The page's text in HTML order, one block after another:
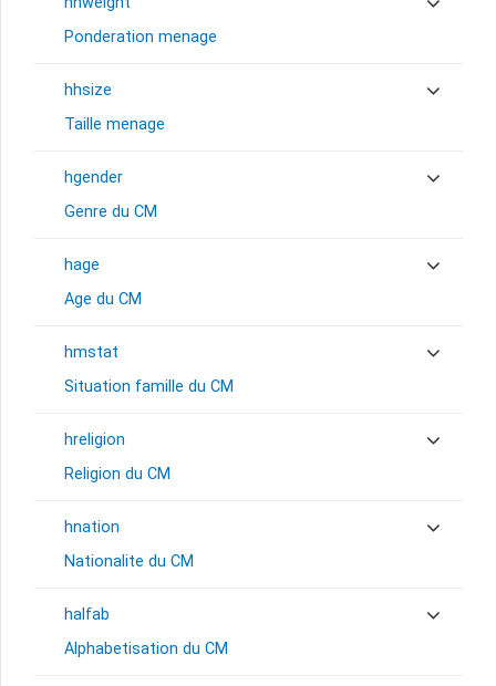
Ponderation menage
hhsize
Taille menage
hgender
Genre du CM
hage
Age du CM
hmstat
Situation famille du CM
hreligion
Religion du CM
hnation
Nationalite du CM
halfab
Alphabetisation du CM